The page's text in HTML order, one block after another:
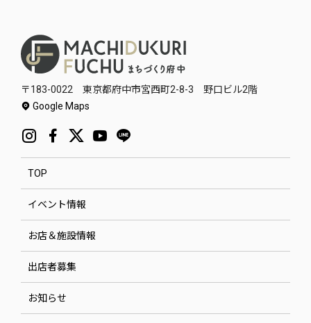
〒183-0022 東京都府中市宮西町2-8-3 野口ビル2階
Google Maps
TOP
イベント情報
お店＆施設情報
出店者募集
お知らせ